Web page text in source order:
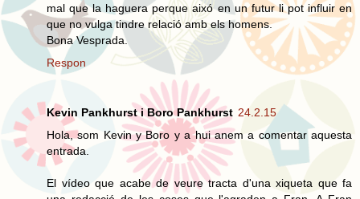
mal que la haguera perque aixó en un futur li pot influir en
que no vulga tindre relació amb els homens.
Bona Vesprada.
Respon
Kevin Pankhurst i Boro Pankhurst 24.2.15
Hola, som Kevin y Boro y a hui anem a comentar aquesta
entrada.
El vídeo que acabe de veure tracta d'una xiqueta que fa